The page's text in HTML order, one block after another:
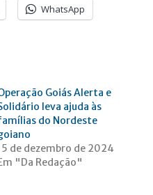
WhatsApp
Goiás Alerta e
leva ajuda às
do Nordeste
de dezembro de 2024
"Da Redação"